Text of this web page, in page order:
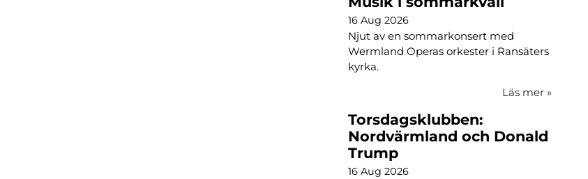
16 Aug 2026
Njut av en sommarkonsert med
Wermland Operas orkester i Ransäters
kyrka.
Läs mer »
Torsdagsklubben:
Nordvärmland och Donald
Trump
16 Aug 2026